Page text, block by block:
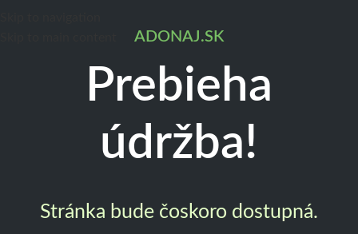
ADONAJ.SK
Prebieha
údržba!
Stránka bude čoskoro dostupná.